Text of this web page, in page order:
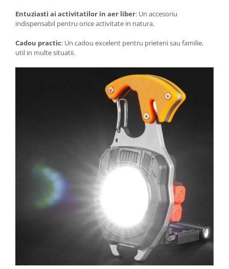
Entuziasti ai activitatilor in aer liber: Un accesoriu
indispensabil pentru orice activitate in natura.
Cadou practic: Un cadou excelent pentru prieteni sau familie,
util in multe situatii.